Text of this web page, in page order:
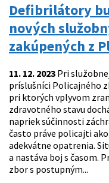
Defibrilátory
nových
zakúpených z
11. 12. 2023 Pri
príslušníci Policajného
pri ktorých vplyvom
zdravotného stavu
napriek súčinnosti
často práve policajti
adekvátne opatrenia.
a nastáva boj s časom.
zbor s postupným...